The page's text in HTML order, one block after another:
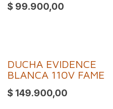
$ 99.900,00
DUCHA EVIDENCE
BLANCA 110V FAME
$ 149.900,00